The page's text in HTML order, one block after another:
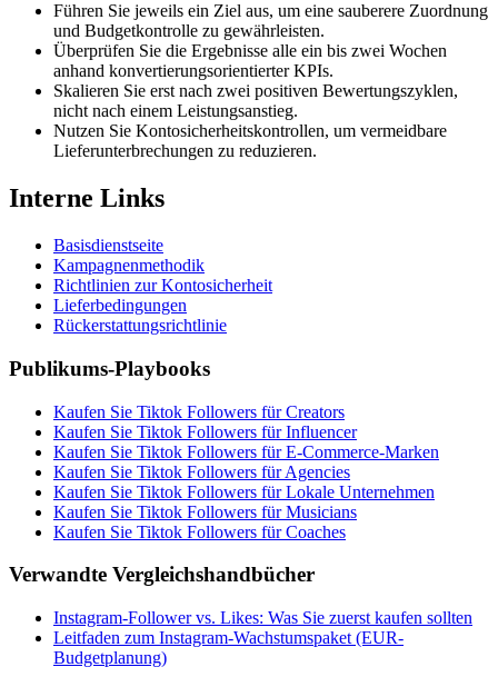
Führen Sie jeweils ein Ziel aus, um eine sauberere Zuordnung
und Budgetkontrolle zu gewährleisten.
Überprüfen Sie die Ergebnisse alle ein bis zwei Wochen
anhand konvertierungsorientierter KPIs.
Skalieren Sie erst nach zwei positiven Bewertungszyklen,
nicht nach einem Leistungsanstieg.
Nutzen Sie Kontosicherheitskontrollen, um vermeidbare
Lieferunterbrechungen zu reduzieren.
Interne Links
Basisdienstseite
Kampagnenmethodik
Richtlinien zur Kontosicherheit
Lieferbedingungen
Rückerstattungsrichtlinie
Publikums-Playbooks
Kaufen Sie Tiktok Followers für Creators
Kaufen Sie Tiktok Followers für Influencer
Kaufen Sie Tiktok Followers für E-Commerce-Marken
Kaufen Sie Tiktok Followers für Agencies
Kaufen Sie Tiktok Followers für Lokale Unternehmen
Kaufen Sie Tiktok Followers für Musicians
Kaufen Sie Tiktok Followers für Coaches
Verwandte Vergleichshandbücher
Instagram-Follower vs. Likes: Was Sie zuerst kaufen sollten
Leitfaden zum Instagram-Wachstumspaket (EUR-
Budgetplanung)